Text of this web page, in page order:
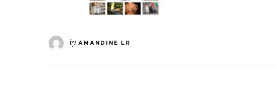
by AMANDINE LR